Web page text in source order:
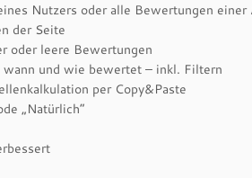
Nutzers oder alle Bewertungen einer
der Seite
oder leere Bewertungen
und wie bewertet – inkl. Filtern
per Copy&Paste
„Natürlich“